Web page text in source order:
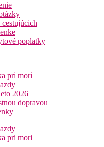
Economy
(sušič vlasov)
ovládaná klimatizácia
(zadarmo)
v menej výhodnej polohe.
(pokiaľ nie je uvedené inak,
vybavenie)
izba:
oddelená spálňa a obytný
poplatky
pri mori
2026
dopravou
pri mori